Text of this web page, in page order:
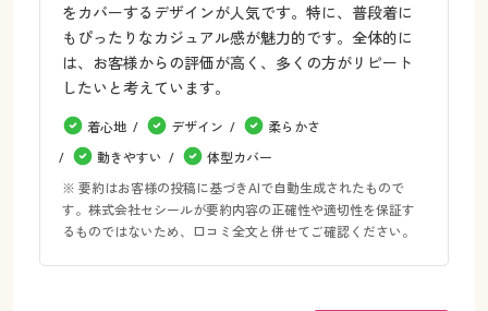
をカバーするデザインが人気です。特に、普段着に
もぴったりなカジュアル感が魅力的です。全体的に
は、お客様からの評価が高く、多くの方がリピート
したいと考えています。
着心地 デザイン
柔らかさ
動きやすい
体型カバー
※ 要約はお客様の投稿に基づきAIで自動生成されたもので
す。株式会社セシールが要約内容の正確性や適切性を保証す
るものではないため、口コミ全文と併せてご確認ください。